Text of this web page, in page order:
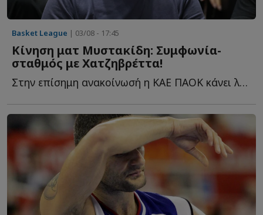
Basket League | 03/08 - 17:45
Κίνηση ματ Μυστακίδη: Συμφωνία-
σταθμός με Χατζηβρέττα!
Στην επίσημη ανακοίνωσή η ΚΑΕ ΠΑΟΚ κάνει λόγο για μία σ...